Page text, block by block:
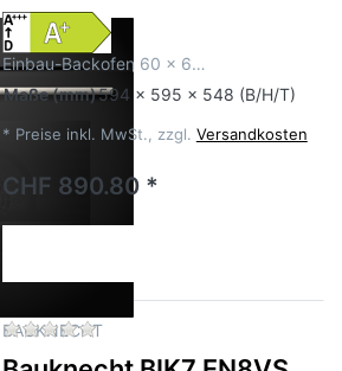
Einbau-Backofen 60 x 6…
Maße(mm)594 x 595 x 548 (B/H/T)
* Preise inkl. MwSt., zzgl. Versandkosten
CHF 890.80 *
BAUKNECHTZu diesem Produkt liegen